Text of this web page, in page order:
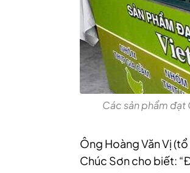
Các sản phẩm đạt
Ông Hoàng Văn Vị
Chúc Sơn cho biết: